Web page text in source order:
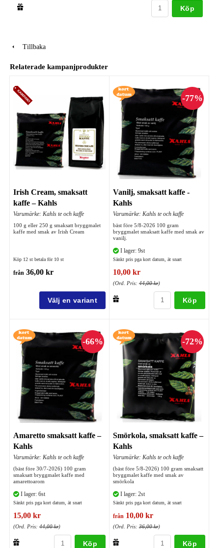
Köp
Tillbaka
Relaterade kampanjprodukter
Irish Cream, smaksatt
kaffe – Kahls
Varumärke: Kahls te och kaffe
100 g eller 250 g smaksatt bryggmalet
kaffe med smak av Irish Cream
Köp 12 st betala för 10 st
från 36,00 kr
Vanilj, smaksatt kaffe -
Kahls
Varumärke: Kahls te och kaffe
bäst före 5/8-2026 100 gram
bryggmalet smaksatt kaffe med smak av
vanilj.
I lager: 9st
Sänkt pris pga kort datum, ät snart
10,00 kr
(Ord. Pris: 44,00 kr)
Köp
Amaretto smaksatt kaffe –
Kahls
Varumärke: Kahls te och kaffe
(bäst före 30/7-2026) 100 gram
smaksatt bryggmalet kaffe med
amarettoarom
I lager: 6st
Sänkt pris pga kort datum, ät snart
15,00 kr
(Ord. Pris: 44,00 kr)
Köp
Smörkola, smaksatt kaffe –
Kahls
Varumärke: Kahls te och kaffe
(bäst före 5/8-2026) 100 gram smaksatt
bryggmalet kaffe med smak av
smörkola
I lager: 2st
Sänkt pris pga kort datum, ät snart
från 10,00 kr
(Ord. Pris: 36,00 kr)
Köp